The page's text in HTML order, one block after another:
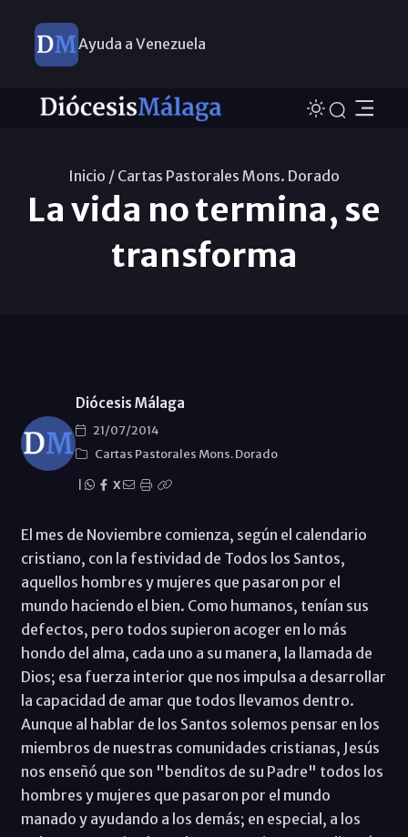
Ayuda a Venezuela
Inicio / Cartas Pastorales Mons. Dorado
La vida no termina, se
transforma
Diócesis Málaga
21/07/2014
Cartas Pastorales Mons. Dorado
X
El mes de Noviembre comienza, según el calendario
cristiano, con la festividad de Todos los Santos,
aquellos hombres y mujeres que pasaron por el
mundo haciendo el bien. Como humanos, tenían sus
defectos, pero todos supieron acoger en lo más
hondo del alma, cada uno a su manera, la llamada de
Dios; esa fuerza interior que nos impulsa a desarrollar
la capacidad de amar que todos llevamos dentro.
Aunque al hablar de los Santos solemos pensar en los
miembros de nuestras comunidades cristianas, Jesús
nos enseñó que son "benditos de su Padre" todos los
hombres y mujeres que pasaron por el mundo
manado y ayudando a los demás; en especial, a los